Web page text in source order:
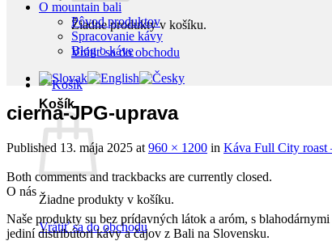
Žiadne produkty v košíku.
Vrátiť sa do obchodu
Košík
Žiadne produkty v košíku.
Vrátiť sa do obchodu
O mountain bali
Pôvod produktov
Spracovanie kávy
Blog o káve
cierna-JPG-uprava
Published 13. mája 2025 at 960 × 1200 in Káva Full City roast
Both comments and trackbacks are currently closed.
O nás
Naše produkty su bez prídavných látok a aróm, s
jediní distribútori kávy a čajov z Bali na Slovensku.